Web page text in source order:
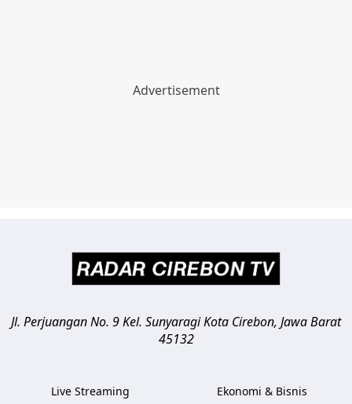
Jl. Perjuangan No. 9 Kel. SunyaragiKota Cirebon, Jawa Barat
45132
Live Streaming
Ekonomi & Bisnis